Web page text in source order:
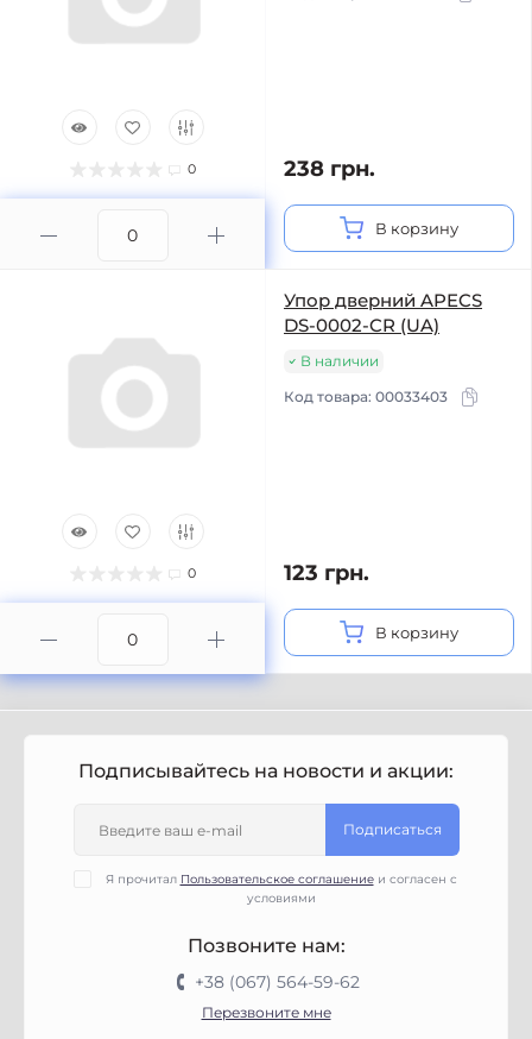
0 238 грн.
В корзину
0
Упор дверний APECS
DS-0002-CR (UA)
В наличии
Код товара: 00033403
123 грн.
В корзину
Подписывайтесь на новости и акции:
Подписаться
Я прочитал Пользовательское соглашениеи согласен с
условиями
Позвоните нам:
+38 (067) 564-59-62
Перезвоните мне